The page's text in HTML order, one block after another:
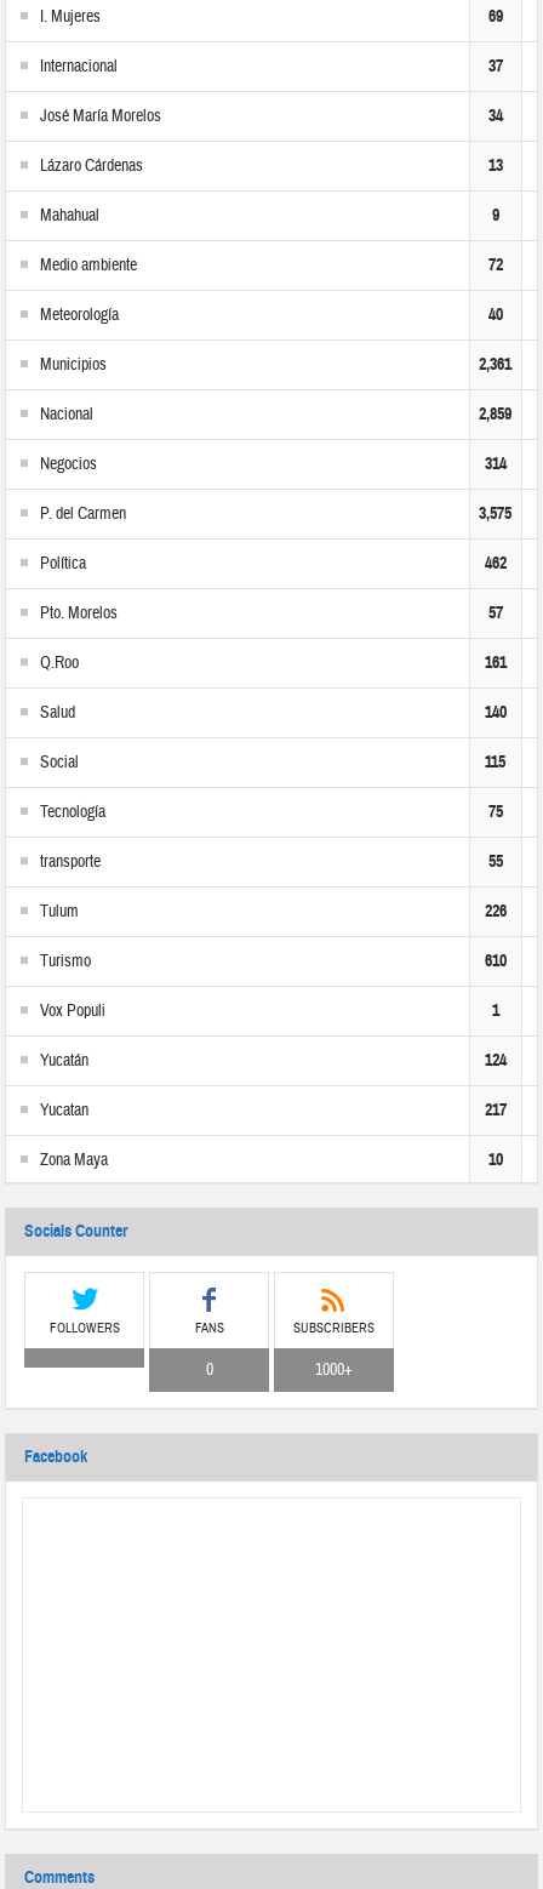
I. Mujeres 69
Internacional 37
José María Morelos 34
Lázaro Cárdenas 13
Mahahual 9
Medio ambiente 72
Meteorología 40
Municipios 2,361
Nacional 2,859
Negocios 314
P. del Carmen 3,575
Política 462
Pto. Morelos 57
Q.Roo 161
Salud 140
Social 115
Tecnología 75
transporte 55
Tulum 226
Turismo 610
Vox Populi 1
Yucatán 124
Yucatan 217
Zona Maya 10
Socials Counter
FOLLOWERS FANS
0
SUBSCRIBERS
1000+
Facebook
Comments